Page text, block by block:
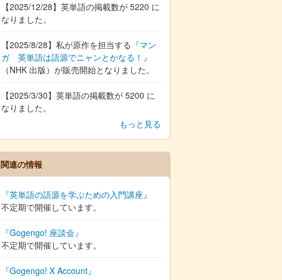
【2025/12/28】英単語の掲載数が 5220 に
なりました。
【2025/8/28】私が原作を担当する 『マン
ガ 英単語は語源でニャンとかなる！』
（NHK 出版）が販売開始となりました。
【2025/3/30】英単語の掲載数が 5200 に
なりました。
もっと見る
関連の情報
『英単語の語源を学ぶための入門講座』
不定期で開催しています。
『Gogengo! 座談会』
不定期で開催しています。
『Gogengo! X Account』